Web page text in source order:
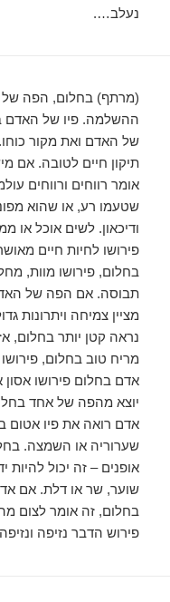
נעלב….
(מרתף) בחלום, הפה של
ההשלמה. פיו של האדם
של האדם ואת מקור
תיקון חיים לטובה. אם
אומר רווחים ורווחים
שטעמו רע, או שהוא
ודיכאון. לשים אוכל או
פירושו לחיות חיים
בחלום, פירושו מוות,
תבוסה. אם הפה של
מציין צמיחה ויתרונות
נראה קטן יותר
מריח טוב בחלום,
אדם בחלום פירושו
יוצא מהפה של אחד
אדם רואה את פיו אטום
שערוריה או השמצה.
אופנים – זה יכול
שוער, שר או דלת. אם
בחלום, זה אומר לצום
פירוש הדבר נזיפה ונזיפה.